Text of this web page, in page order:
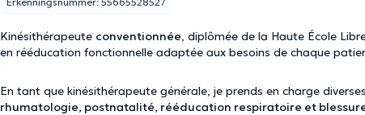
Kinésithérapeute conventionnée, diplômée de la Haute École
en rééducation fonctionnelle adaptée aux besoins de chaque
En tant que kinésithérapeute générale, je prends en charge
rhumatologie, postnatalité, rééducation respiratoire et